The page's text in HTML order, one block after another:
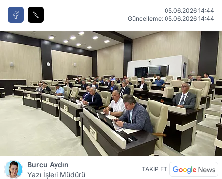
05.06.2026 14:44
Güncelleme: 05.06.2026 14:44
Burcu Aydın
Yazı İşleri Müdürü
TAKİP ET